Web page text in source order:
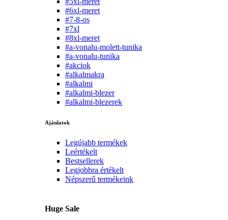
#6xl-meret
#7-8-os
#7xl
#8xl-meret
#a-vonalu-molett-tunika
#a-vonalu-tunika
#akciok
#alkalmakra
#alkalmi
#alkalmi-blezer
#alkalmi-blezerek
Ajánlatok
Legújabb termékek
Leértékelt
Bestsellerek
Legjobbra értékelt
Népszerű termékeink
Huge Sale